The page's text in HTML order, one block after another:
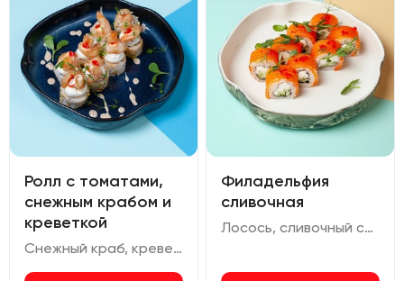
Ролл с томатами,
снежным крабом и
креветкой
Снежный краб, креветка, помидор черри, сливочный сыр, фисташка, соус спайси, соус шрирача, соус ореховый
Филадельфия
сливочная
Лосось, сливочный сыр, икра масаго